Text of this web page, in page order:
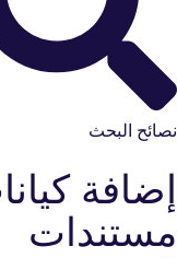
نصائح البحث
إضافة
مستندات